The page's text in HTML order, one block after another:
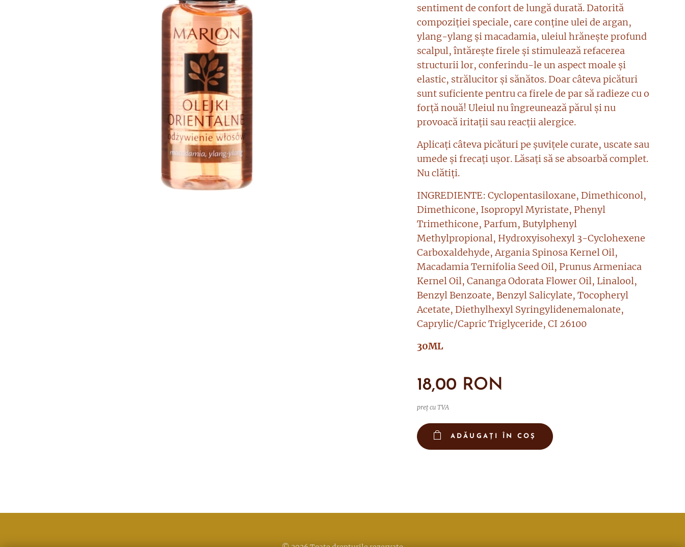
sentiment de confort de lungă durată. Datorită
compoziției speciale, care conține ulei de argan,
ylang-ylang și macadamia, uleiul hrănește profund
scalpul, întărește firele și stimulează refacerea
structurii lor, conferindu-le un aspect moale și
elastic, strălucitor și sănătos. Doar câteva picături
sunt suficiente pentru ca firele de par să radieze cu o
forță nouă! Uleiul nu îngreunează părul și nu
provoacă iritații sau reacții alergice.
Aplicați câteva picături pe șuvițele curate, uscate sau
umede și frecați ușor. Lăsați să se absoarbă complet.
Nu clătiți.
INGREDIENTE: Cyclopentasiloxane, Dimethiconol,
Dimethicone, Isopropyl Myristate, Phenyl
Trimethicone, Parfum, Butylphenyl
Methylpropional, Hydroxyisohexyl 3-Cyclohexene
Carboxaldehyde, Argania Spinosa Kernel Oil,
Macadamia Ternifolia Seed Oil, Prunus Armeniaca
Kernel Oil, Cananga Odorata Flower Oil, Linalool,
Benzyl Benzoate, Benzyl Salicylate, Tocopheryl
Acetate, Diethylhexyl Syringylidenemalonate,
Caprylic/Capric Triglyceride, CI 26100
30ML
18,00 RON
preț cu TVA
ADĂUGAȚI ÎN COȘ